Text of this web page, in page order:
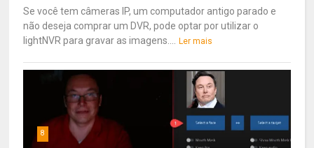
Se você tem câmeras IP, um computador antigo parado e
não deseja comprar um DVR, pode optar por utilizar o
lightNVR para gravar as imagens....
Ler mais
8